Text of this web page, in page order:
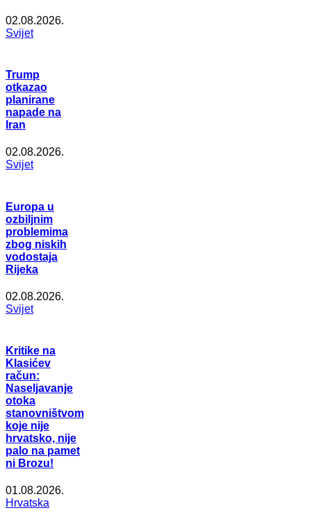
02.08.2026.
Svijet
Trump
otkazao
planirane
napade na
Iran
02.08.2026.
Svijet
Europa u
ozbiljnim
problemima
zbog niskih
vodostaja
Rijeka
02.08.2026.
Svijet
Kritike na
Klasićev
račun:
Naseljavanje
otoka
stanovništvom
koje nije
hrvatsko, nije
palo na pamet
ni Brozu!
01.08.2026.
Hrvatska